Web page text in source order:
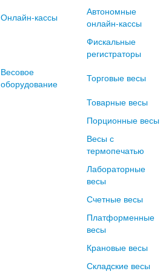
Онлайн-кассы
Автономные
онлайн-кассы
Фискальные
регистраторы
Весовое
оборудование
Торговые весы
Товарные весы
Порционные весы
Весы с
термопечатью
Лабораторные
весы
Счетные весы
Платформенные
весы
Крановые весы
Складские весы